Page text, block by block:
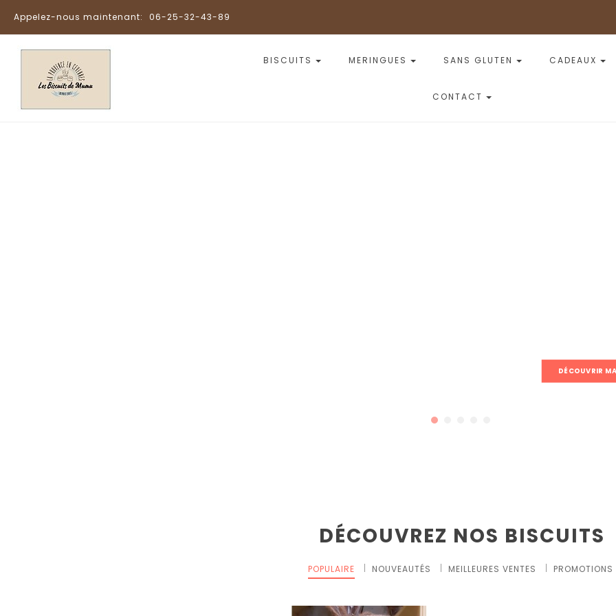
Appelez-nous maintenant: 06-25-32-43-89
BISCUITS MERINGUES SANS GLUTEN CADEAUX
CONTACT
DÉCOUVRIR
DÉCOUVREZ NOS BISCUITS
POPULAIRE NOUVEAUTÉS MEILLEURES VENTES PROMOTIONS